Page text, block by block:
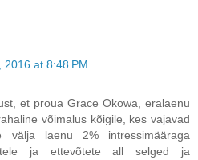
2016 at 8:48 PM
et proua Grace Okowa, eralaenu
võimalus kõigile, kes vajavad
välja laenu 2% intressimääraga
ja ettevõtete all selged ja